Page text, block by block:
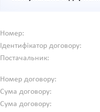
Номер:
Ідентифікатор договору:
Постачальник:
Номер договору:
Сума договору:
Сума договору: